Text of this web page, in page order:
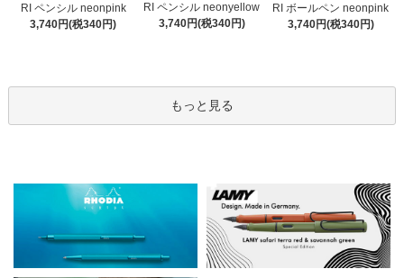
RI ペンシル neonpink
3,740円(税340円)
RI ペンシル neonyellow
3,740円(税340円)
RI ボールペン neonpink
3,740円(税340円)
もっと見る